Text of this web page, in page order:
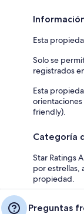
Esta
Solo se
registrados
Esta
friendly).
Categoría
Star Ratings
por estrellas,
propiedad.
Preguntas